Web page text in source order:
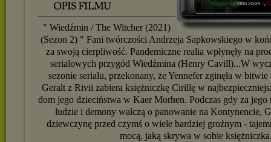
" Wiedźmin / The Witcher (2021)
(Sezon 2) " Fani twórczości Andrzeja Sapkowskiego w
za swoją cierpliwość. Pandemiczne realia wpłynęły na
serialowych przygód Wiedźmina (Henry Cavill)...W
sezonie serialu, przekonany, że Yennefer zginęła w
Geralt z Rivii zabiera księżniczkę Cirillę w
dom jego dzieciństwa w Kaer Morhen. Podczas gdy za
ludzie i demony walczą o panowanie na Kontynencie,
dziewczynę przed czymś o wiele bardziej groźnym -
mocą, jaką skrywa w sobie